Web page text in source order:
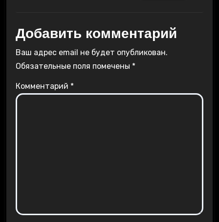
Добавить комментарий
Ваш адрес email не будет опубликован.
Обязательные поля помечены *
Комментарий *